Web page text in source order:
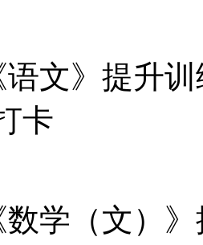
语文》提升
卡
数学（文）